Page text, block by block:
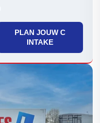
PLAN JOUW C
INTAKE